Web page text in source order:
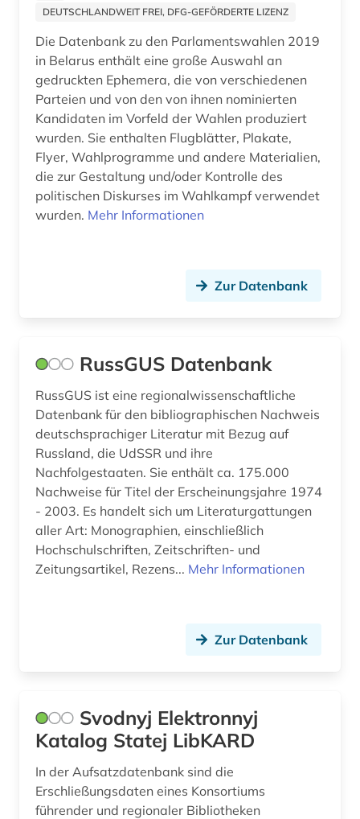
DEUTSCHLANDWEIT FREI, DFG-GEFÖRDERTE LIZENZ
Die Datenbank zu den Parlamentswahlen 2019
in Belarus enthält eine große Auswahl an
gedruckten Ephemera, die von verschiedenen
Parteien und von den von ihnen nominierten
Kandidaten im Vorfeld der Wahlen produziert
wurden. Sie enthalten Flugblätter, Plakate,
Flyer, Wahlprogramme und andere Materialien,
die zur Gestaltung und/oder Kontrolle des
politischen Diskurses im Wahlkampf verwendet
wurden. Mehr Informationen
Zur Datenbank
RussGUS Datenbank
RussGUS ist eine regionalwissenschaftliche
Datenbank für den bibliographischen Nachweis
deutschsprachiger Literatur mit Bezug auf
Russland, die UdSSR und ihre
Nachfolgestaaten. Sie enthält ca. 175.000
Nachweise für Titel der Erscheinungsjahre 1974
- 2003. Es handelt sich um Literaturgattungen
aller Art: Monographien, einschließlich
Hochschulschriften, Zeitschriften- und
Zeitungsartikel, Rezens... Mehr Informationen
Zur Datenbank
Svodnyj Elektronnyj
Katalog Statej LibKARD
In der Aufsatzdatenbank sind die
Erschließungsdaten eines Konsortiums
führender und regionaler Bibliotheken